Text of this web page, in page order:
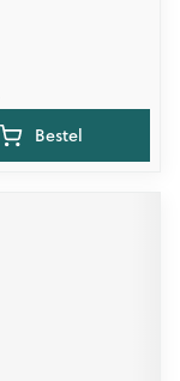
Bestel